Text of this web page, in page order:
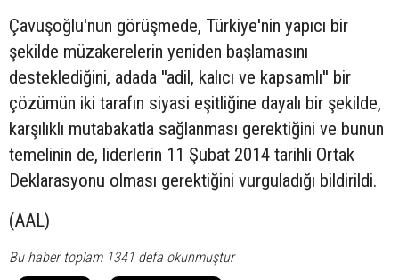
Çavuşoğlu'nun görüşmede, Türkiye'nin yapıcı bir
şekilde müzakerelerin yeniden başlamasını
desteklediğini, adada ''adil, kalıcı ve kapsamlı'' bir
çözümün iki tarafın siyasi eşitliğine dayalı bir şekilde,
karşılıklı mutabakatla sağlanması gerektiğini ve bunun
temelinin de, liderlerin 11 Şubat 2014 tarihli Ortak
Deklarasyonu olması gerektiğini vurguladığı bildirildi.
(AAL)
Bu haber toplam 1341 defa okunmuştur